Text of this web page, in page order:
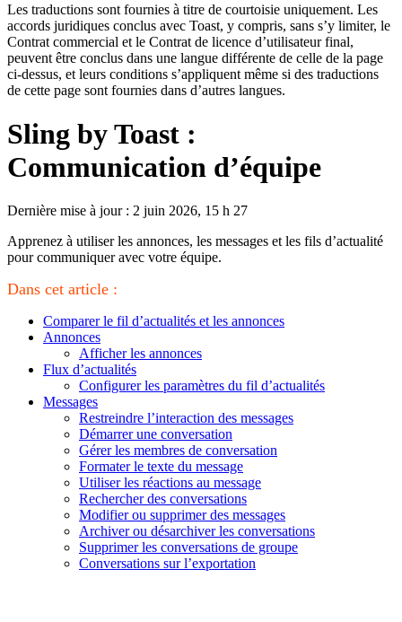
Les traductions sont fournies à titre de courtoisie uniquement. Les
accords juridiques conclus avec Toast, y compris, sans s’y limiter, le
Contrat commercial et le Contrat de licence d’utilisateur final,
peuvent être conclus dans une langue différente de celle de la page
ci-dessus, et leurs conditions s’appliquent même si des traductions
de cette page sont fournies dans d’autres langues.
Sling by Toast :
Communication d’équipe
Dernière mise à jour : 2 juin 2026, 15 h 27
Apprenez à utiliser les annonces, les messages et les fils d’actualité
pour communiquer avec votre équipe.
Dans cet article :
Comparer le fil d’actualités et les annonces
Annonces
Afficher les annonces
Flux d’actualités
Configurer les paramètres du fil d’actualités
Messages
Restreindre l’interaction des messages
Démarrer une conversation
Gérer les membres de conversation
Formater le texte du message
Utiliser les réactions au message
Rechercher des conversations
Modifier ou supprimer des messages
Archiver ou désarchiver les conversations
Supprimer les conversations de groupe
Conversations sur l’exportation